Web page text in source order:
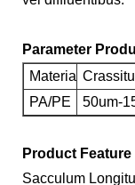
Parameter
Materia
PA/PE
50um-
Product
Sacculum